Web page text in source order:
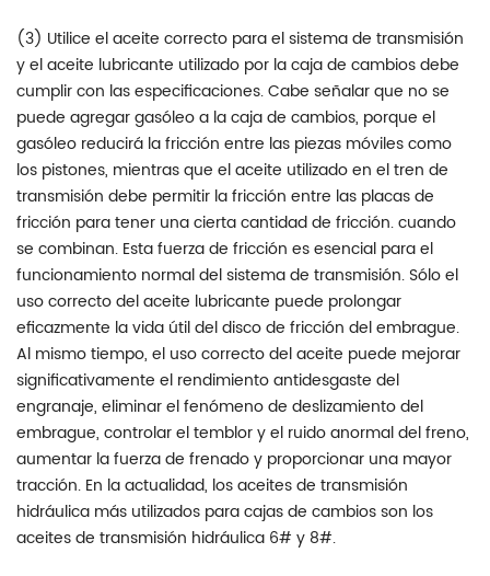
(3) Utilice el aceite correcto para el sistema de transmisión
y el aceite lubricante utilizado por la caja de cambios debe
cumplir con las especificaciones. Cabe señalar que no se
puede agregar gasóleo a la caja de cambios, porque el
gasóleo reducirá la fricción entre las piezas móviles como
los pistones, mientras que el aceite utilizado en el tren de
transmisión debe permitir la fricción entre las placas de
fricción para tener una cierta cantidad de fricción. cuando
se combinan. Esta fuerza de fricción es esencial para el
funcionamiento normal del sistema de transmisión. Sólo el
uso correcto del aceite lubricante puede prolongar
eficazmente la vida útil del disco de fricción del embrague.
Al mismo tiempo, el uso correcto del aceite puede mejorar
significativamente el rendimiento antidesgaste del
engranaje, eliminar el fenómeno de deslizamiento del
embrague, controlar el temblor y el ruido anormal del freno,
aumentar la fuerza de frenado y proporcionar una mayor
tracción. En la actualidad, los aceites de transmisión
hidráulica más utilizados para cajas de cambios son los
aceites de transmisión hidráulica 6# y 8#.